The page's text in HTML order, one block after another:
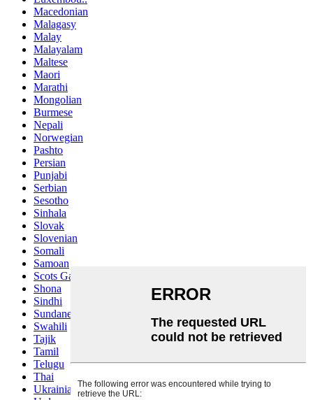
Macedonian
Malagasy
Malay
Malayalam
Maltese
Maori
Marathi
Mongolian
Burmese
Nepali
Norwegian
Pashto
Persian
Punjabi
Serbian
Sesotho
Sinhala
Slovak
Slovenian
Somali
Samoan
Scots Gaelic
Shona
Sindhi
Sundanese
Swahili
Tajik
Tamil
Telugu
Thai
Ukrainian